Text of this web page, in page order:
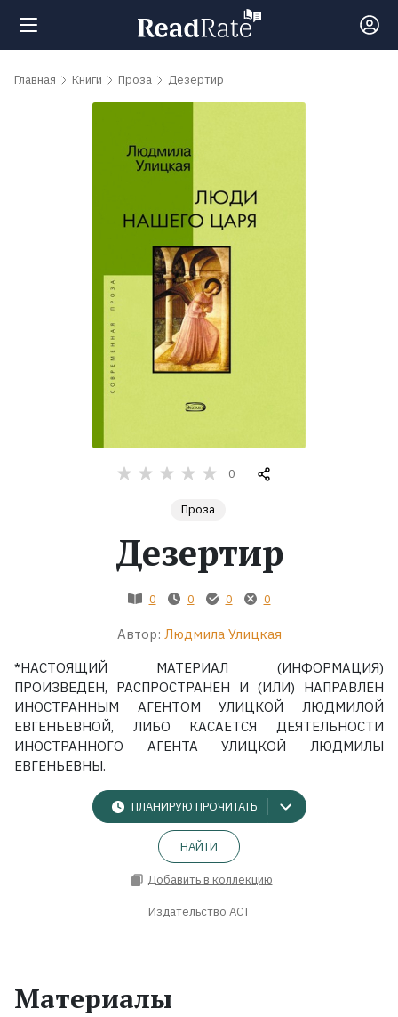
Поиск
обсуждаемые
Главная Книги Проза Дезертир
0
Проза
Дезертир
0 0 0 0
Автор: Людмила Улицкая
*НАСТОЯЩИЙ МАТЕРИАЛ (ИНФОРМАЦИЯ)
ПРОИЗВЕДЕН, РАСПРОСТРАНЕН И (ИЛИ) НАПРАВЛЕН
ИНОСТРАННЫМ АГЕНТОМ УЛИЦКОЙ ЛЮДМИЛОЙ
ЕВГЕНЬЕВНОЙ, ЛИБО КАСАЕТСЯ ДЕЯТЕЛЬНОСТИ
ИНОСТРАННОГО АГЕНТА УЛИЦКОЙ ЛЮДМИЛЫ
ЕВГЕНЬЕВНЫ.
ПЛАНИРУЮ ПРОЧИТАТЬ
НАЙТИ
Добавить в коллекцию
Издательство АСТ
Материалы